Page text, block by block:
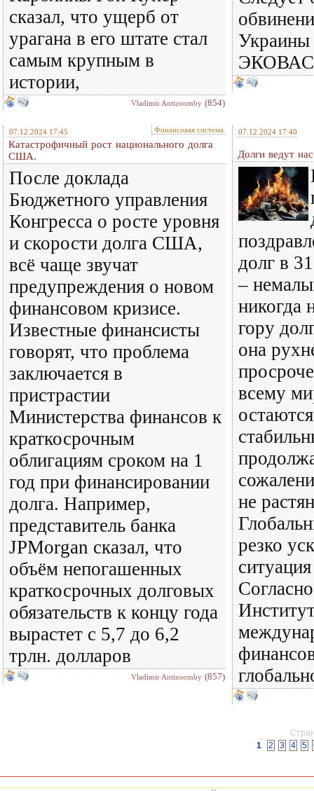
сказал, что ущерб от
урагана в его штате стал
самым крупным в
истории,
Vladimir Antizoomby (854)
Украины
ЭКОВАС
07.12.2024 17:45 Финансовая система
Катастрофичный рост национального долга
США.
После доклада
Бюджетного управления
Конгресса о росте уровня
и скорости долга США,
всё чаще звучат
предупреждения о новом
финансовом кризисе.
Известные финансисты
говорят, что проблема
заключается в
пристрастии
Министерства финансов к
краткосрочным
облигациям сроком на 1
год при финансировании
долга. Например,
представитель банка
JPMorgan сказал, что
объём непогашенных
краткосрочных долговых
обязательств к концу года
вырастет с 5,7 до 6,2
трлн. долларов
Vladimir Antizoomby (857)
07.12.2024 17:40
Долги ведут
долг в
–
никогда
гору
она
всему
не
резко
1
2 3 4 5